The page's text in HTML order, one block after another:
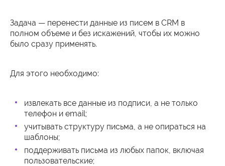
Задача — перенести данные из писем в CRM в
полном объеме и без искажений, чтобы их можно
было сразу применять.
Для этого необходимо:
извлекать все данные из подписи, а не только
телефон и email;
учитывать структуру письма, а не опираться на
шаблоны;
поддерживать письма из любых папок, включая
пользовательские;